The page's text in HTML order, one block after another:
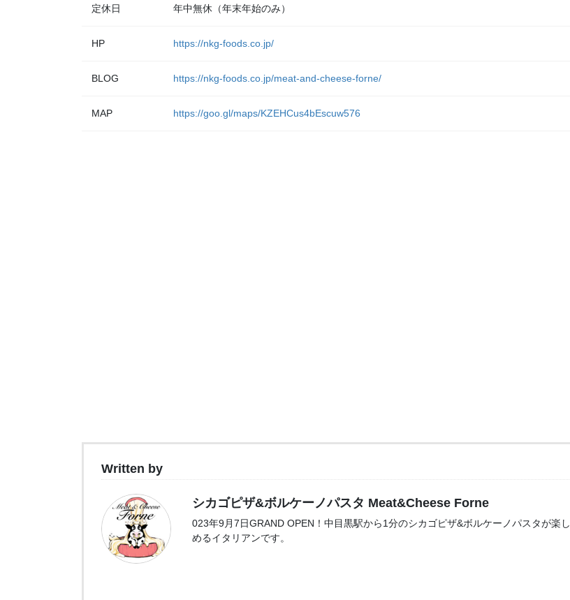
定休日 年中無休（年末年始のみ）
HP https://nkg-foods.co.jp/
BLOG https://nkg-foods.co.jp/meat-and-cheese-forne/
MAP https://goo.gl/maps/KZEHCus4bEscuw576
Written by
シカゴピザ&ボルケーノパスタ Meat&Cheese Forne
023年9月7日GRAND OPEN！中目黒駅から1分のシカゴピザ&ボルケーノパスタが楽し
めるイタリアンです。